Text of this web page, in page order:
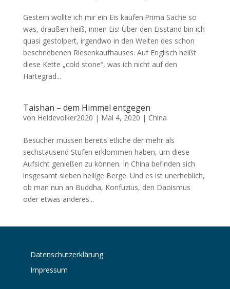
Gestern wollte ich mir ein Eis kaufen.Prima Sache so
was, draußen heiß, innen Eis! Über den Eisstand bin ich
quasi gestolpert, irgendwo in den Weiten des schon
beschriebenen Riesenkaufhauses. Auf Englisch heißt
diese Kette „cold stone“, was ich nicht auf den
Härtegrad...
Taishan – dem Himmel entgegen
von Heidevolker2020 | Mai 4, 2020 | China
Besucher müssen bereits etliche der mehr als
sechstausend Stufen erklommen haben, um diese
Aufsicht genießen zu können. In China befinden sich
insgesamt sieben heilige Berge. Und es ist unerheblich,
ob man nun an Buddha, Konfuzius, den Daoismus
oder etwas anderes...
Datenschutzerklärung
Impressum